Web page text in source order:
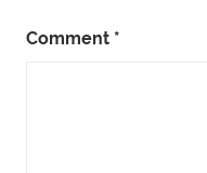
Comment *